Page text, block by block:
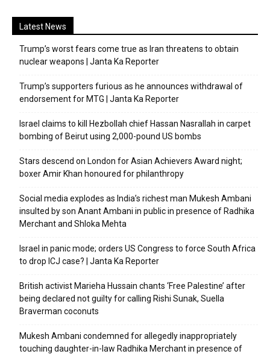
Latest News
Trump’s worst fears come true as Iran threatens to obtain
nuclear weapons | Janta Ka Reporter
Trump’s supporters furious as he announces withdrawal of
endorsement for MTG | Janta Ka Reporter
Israel claims to kill Hezbollah chief Hassan Nasrallah in carpet
bombing of Beirut using 2,000-pound US bombs
Stars descend on London for Asian Achievers Award night;
boxer Amir Khan honoured for philanthropy
Social media explodes as India’s richest man Mukesh Ambani
insulted by son Anant Ambani in public in presence of Radhika
Merchant and Shloka Mehta
Israel in panic mode; orders US Congress to force South Africa
to drop ICJ case? | Janta Ka Reporter
British activist Marieha Hussain chants ‘Free Palestine’ after
being declared not guilty for calling Rishi Sunak, Suella
Braverman coconuts
Mukesh Ambani condemned for allegedly inappropriately
touching daughter-in-law Radhika Merchant in presence of